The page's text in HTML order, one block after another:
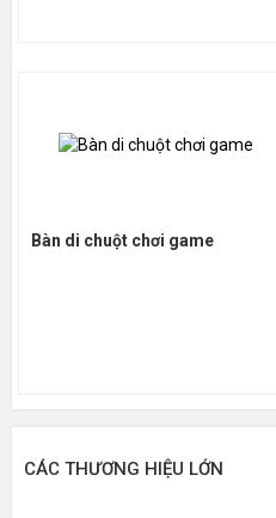
Bàn di chuột chơi game
CÁC THƯƠNG HIỆU LỚN